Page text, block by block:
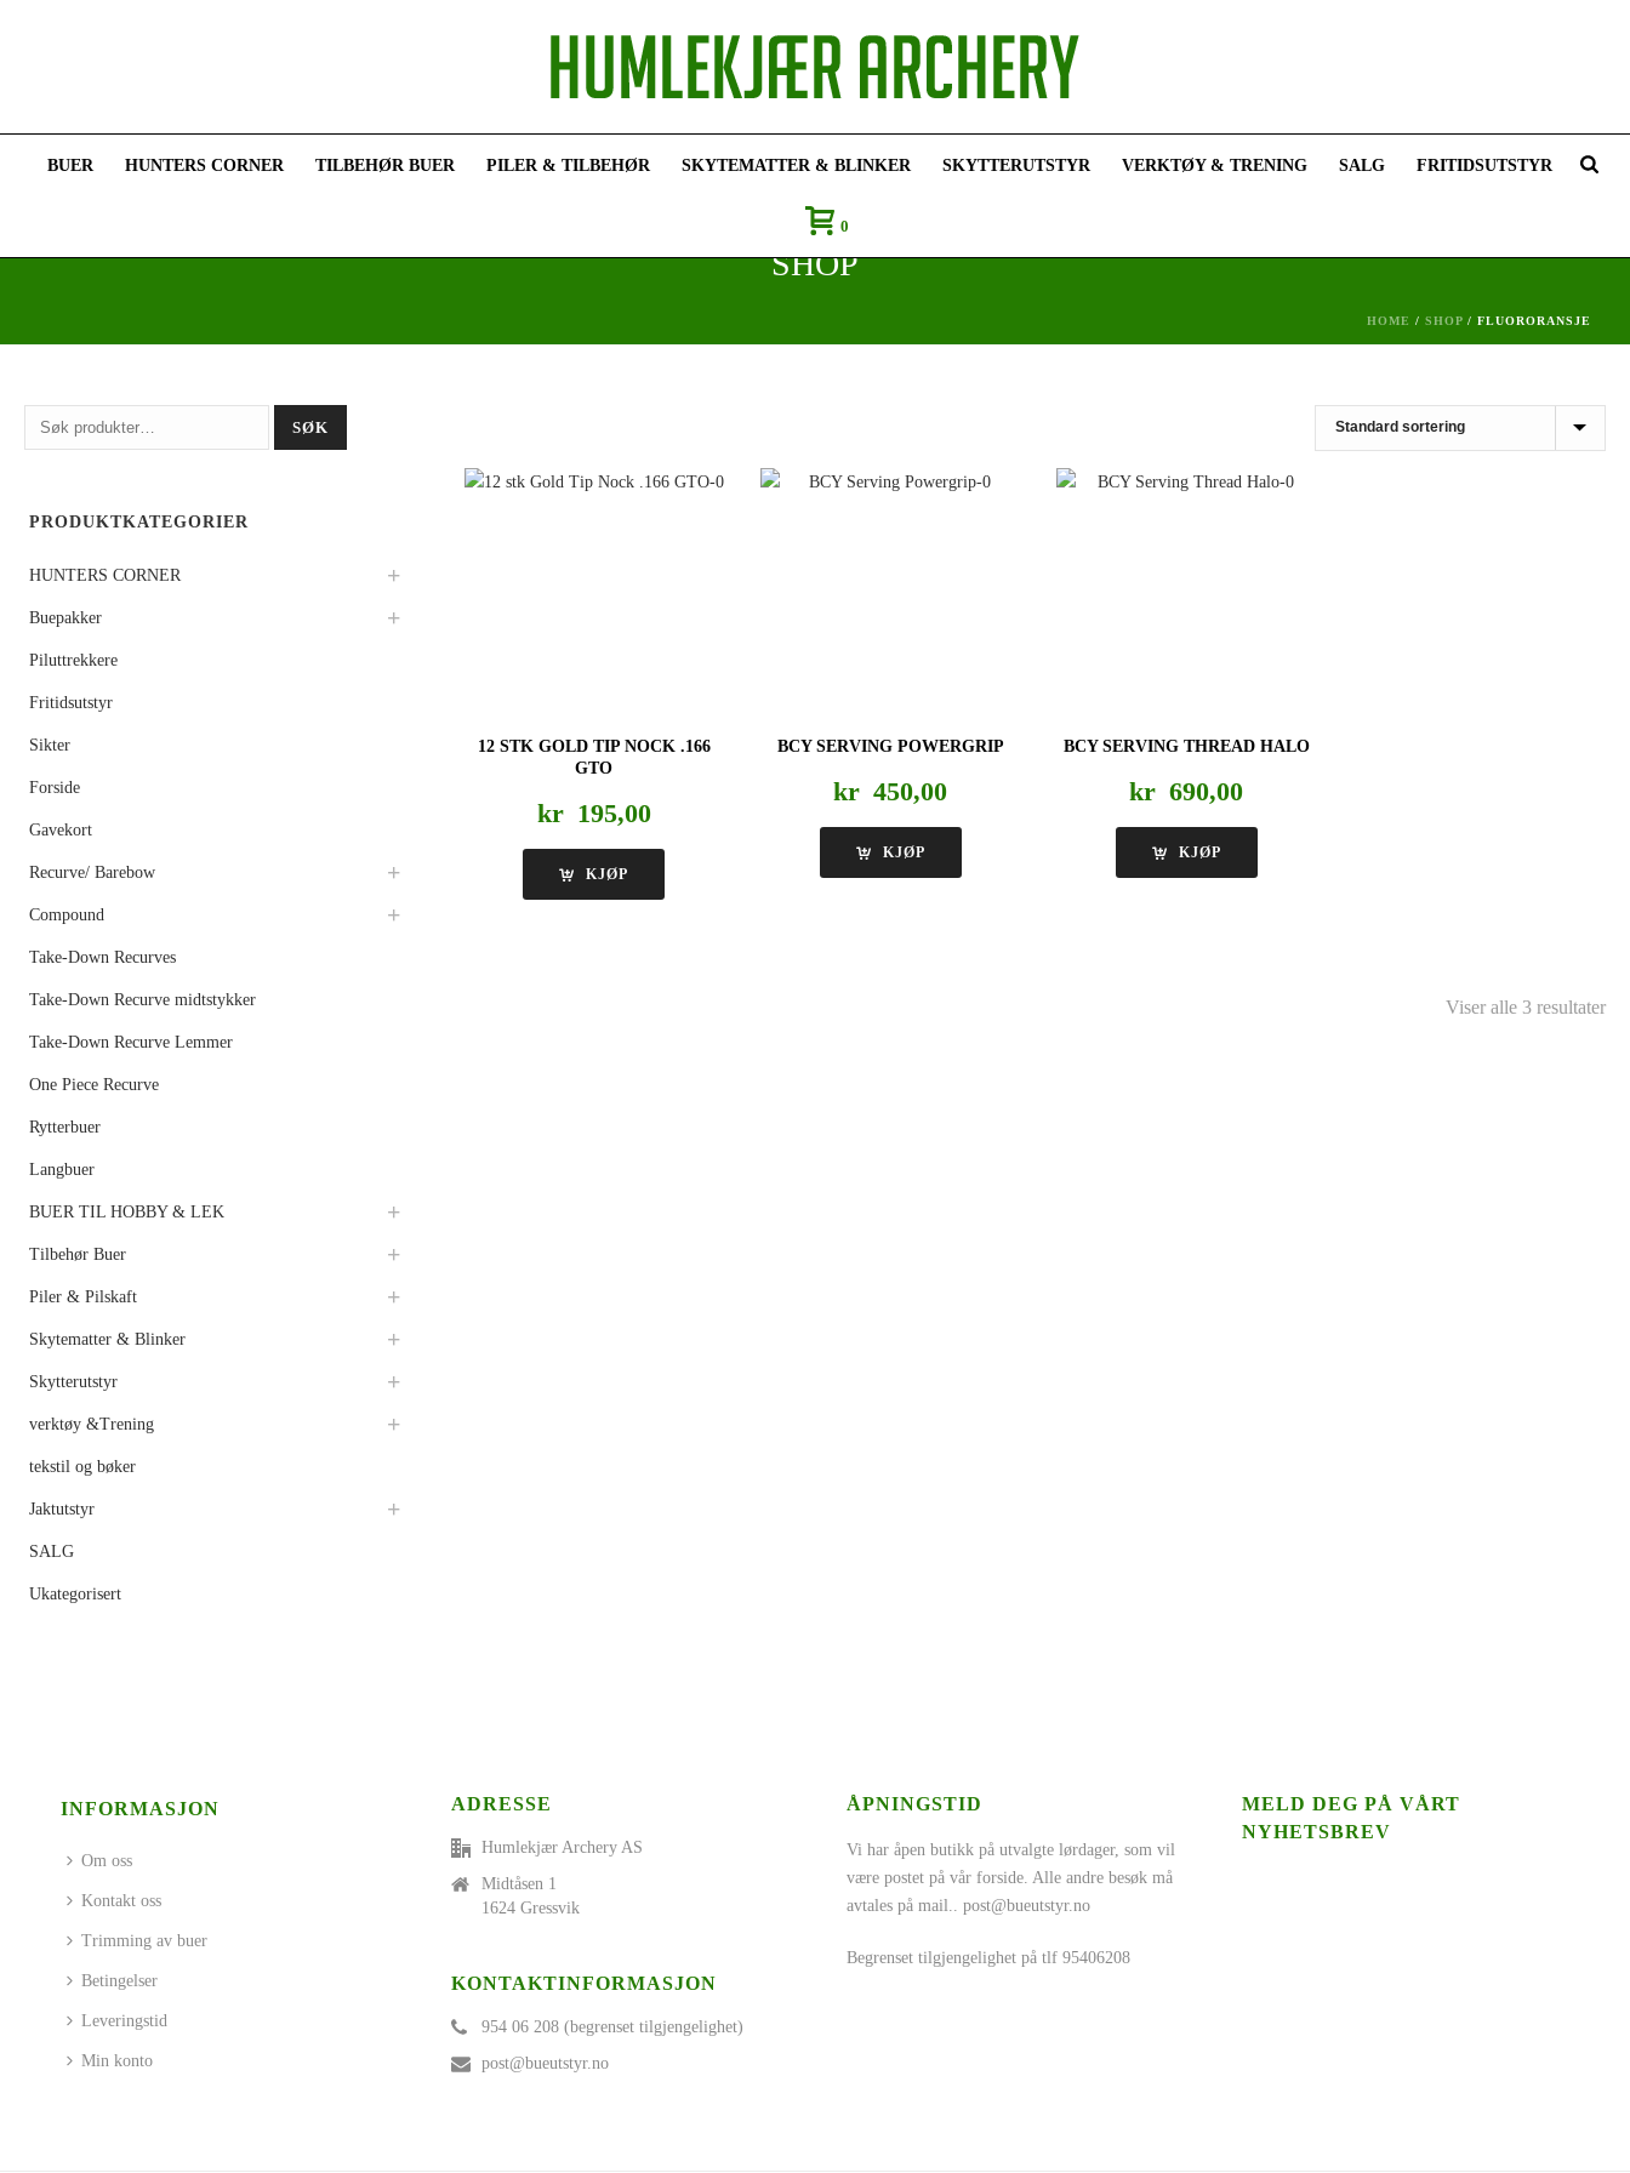
BUER HUNTERS CORNER TILBEHØR BUER PILER & TILBEHØR SKYTEMATTER & BLINKER SKYTTERUTSTYR VERKTØY & TRENING SALG FRITIDSUTSTYR
0
SHOP
HOME / SHOP / FLUORORANSJE
12 STK GOLD TIP NOCK .166
GTO
kr 195,00
KJØP
BCY SERVING POWERGRIP
kr 450,00
KJØP
BCY SERVING THREAD HALO
kr 690,00
KJØP
Viser alle 3 resultater
Søk
etter:
SØK
PRODUKTKATEGORIER
HUNTERS CORNER
Buepakker
Piluttrekkere
Fritidsutstyr
Sikter
Forside
Gavekort
Recurve/ Barebow
Compound
Take-Down Recurves
Take-Down Recurve midtstykker
Take-Down Recurve Lemmer
One Piece Recurve
Rytterbuer
Langbuer
BUER TIL HOBBY & LEK
Tilbehør Buer
Piler & Pilskaft
Skytematter & Blinker
Skytterutstyr
verktøy &Trening
tekstil og bøker
Jaktutstyr
SALG
Ukategorisert
INFORMASJON
Om oss
Kontakt oss
Trimming av buer
Betingelser
Leveringstid
Min konto
ADRESSE
Humlekjær Archery AS
Midtåsen 1
1624 Gressvik
KONTAKTINFORMASJON
954 06 208 (begrenset tilgjengelighet)
post@bueutstyr.no
ÅPNINGSTID
Vi har åpen butikk på utvalgte lørdager, som vil
være postet på vår forside. Alle andre besøk må
avtales på mail..post@bueutstyr.no
Begrenset tilgjengelighet på tlf 95406208
MELD DEG PÅ VÅRT
NYHETSBREV